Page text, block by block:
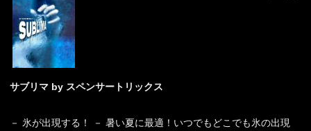
サブリマ by スペンサートリックス
－ 氷が出現する！ － 暑い夏に最適！いつでもどこでも氷の出現